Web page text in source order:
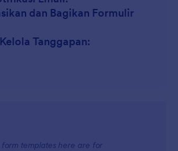
dan Bagikan Formulir
Tanggapan:
form templates here are for